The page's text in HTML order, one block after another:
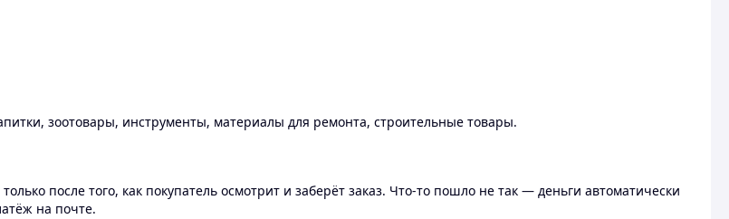
зоотовары, инструменты, материалы для ремонта, строительные товары.
после того, как покупатель осмотрит и заберёт заказ. Что-то пошло не так — деньги автоматически
на почте.